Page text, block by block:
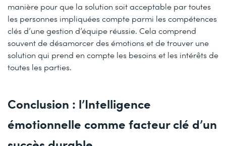
manière pour que la solution soit acceptable par toutes
les personnes impliquées compte parmi les compétences
clés d’une gestion d’équipe réussie. Cela comprend
souvent de désamorcer des émotions et de trouver une
solution qui prend en compte les besoins et les intérêts de
toutes les parties.
Conclusion : l’Intelligence
émotionnelle comme facteur clé d’un